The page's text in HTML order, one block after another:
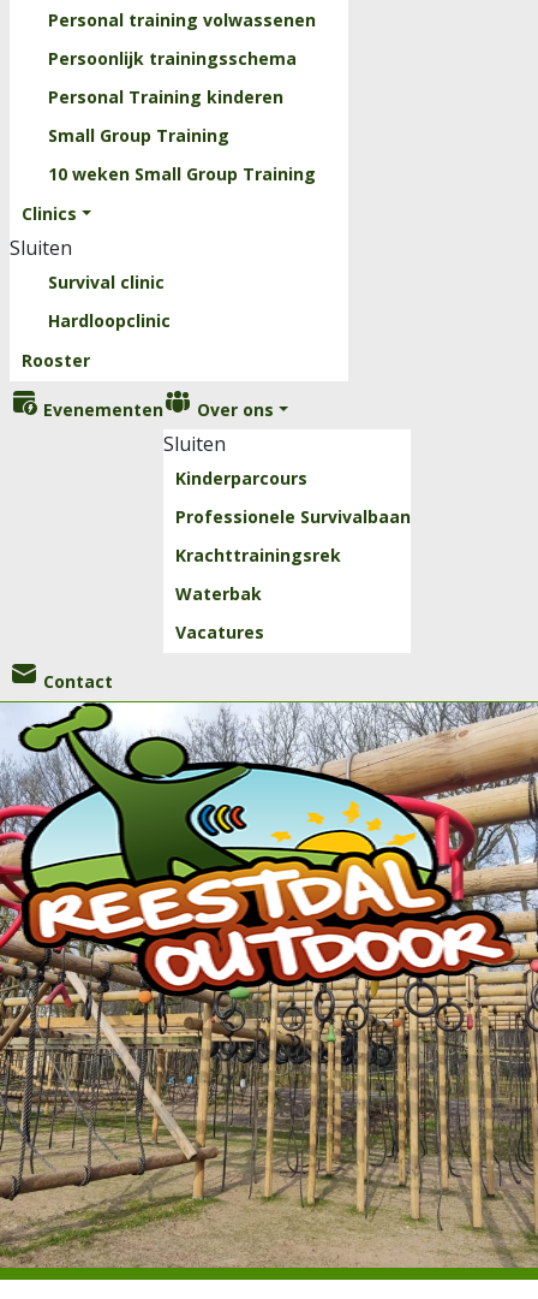
Personal training volwassenen
Persoonlijk trainingsschema
Personal Training kinderen
Small Group Training
10 weken Small Group Training
Clinics
Sluiten
Survival clinic
Hardloopclinic
Rooster
Evenementen Over ons
Sluiten
Kinderparcours
Professionele Survivalbaan
Krachttrainingsrek
Waterbak
Vacatures
Contact